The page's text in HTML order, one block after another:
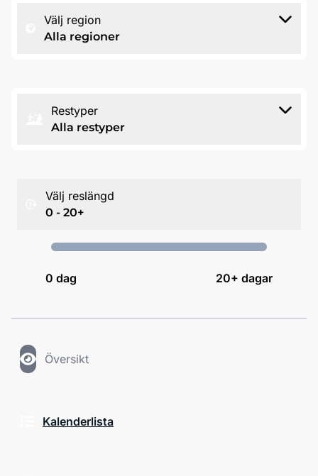
Välj region
Alla regioner
Restyper
Alla restyper
Välj reslängd
0 - 20+
0 dag 20+ dagar
Översikt
Kalenderlista